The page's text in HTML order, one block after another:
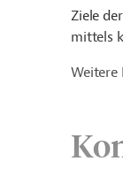
Ziele
mittels
Weitere